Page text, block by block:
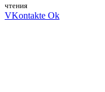
чтения
VKontakte Ok